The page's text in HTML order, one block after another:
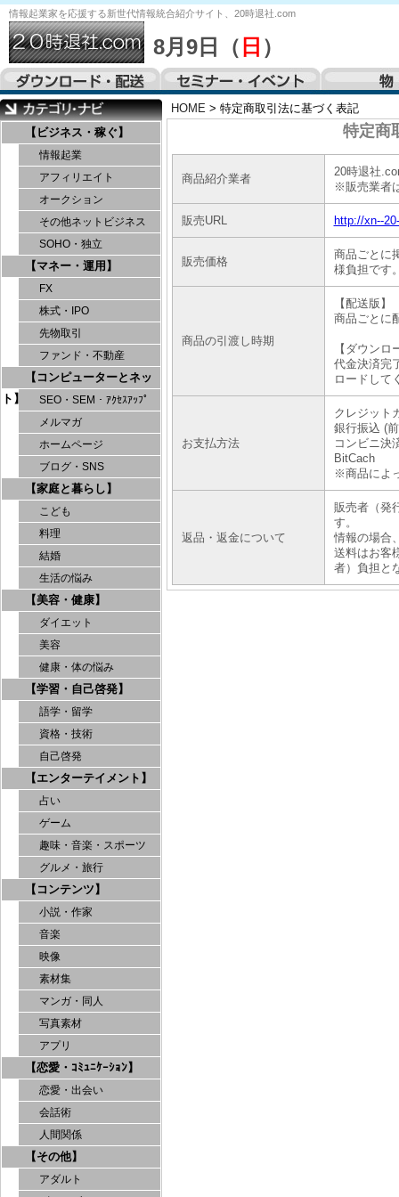
情報起業家を応援する新世代情報統合紹介サイト、 20時退社.com
8月9日（ 日 ）
【ビジネス・稼ぐ】
情報起業
アフィリエイト
オークション
その他ネットビジネス
SOHO・独立
【マネー・運用】
FX
株式・IPO
先物取引
ファンド・不動産
【コンピューターとネッ
ト】
SEO・SEM・ｱｸｾｽｱｯﾌﾟ
メルマガ
ホームページ
ブログ・SNS
【家庭と暮らし】
こども
料理
結婚
生活の悩み
【美容・健康】
ダイエット
美容
健康・体の悩み
【学習・自己啓発】
語学・留学
資格・技術
自己啓発
【エンターテイメント】
占い
ゲーム
趣味・音楽・スポーツ
グルメ・旅行
【コンテンツ】
小説・作家
音楽
映像
素材集
マンガ・同人
写真素材
アプリ
【恋愛・ｺﾐｭﾆｹｰｼｮﾝ】
恋愛・出会い
会話術
人間関係
【その他】
アダルト
HOME > 特定商取引法に基づく表記
特定商
商品紹介業者
20時退社
※販売業者
販売URL http://xn--
販売価格
商品ごとに
様負担です
商品の引渡し時期
【配送版】
商品ごとに
【ダウンロ
代金決済完
ロードして
お支払方法
クレジット
銀行振込 (
コンビニ決
BitCach
※商品によ
返品・返金について
販売者（発
す。
情報の場合
送料はお客
者）負担と